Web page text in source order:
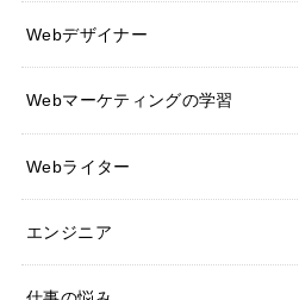
Webデザイナー
Webマーケティングの学習
Webライター
エンジニア